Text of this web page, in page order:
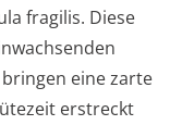
fragilis. Diese
eine zarte
erstreckt